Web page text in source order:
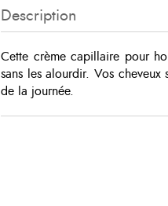
Description
Cette crème capillaire pour
sans les alourdir. Vos
de la journée.